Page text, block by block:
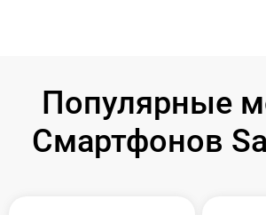
Популярные
Смартфонов